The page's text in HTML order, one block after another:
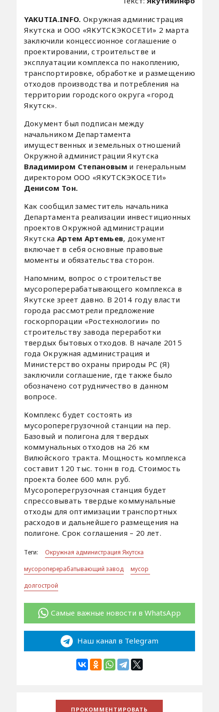
YAKUTIA.INFO. Окружная администрация
Якутска и ООО «ЯКУТСКЭКОСЕТИ» 2 марта
заключили концессионное соглашение о
проектировании, строительстве и
эксплуатации комплекса по накоплению,
транспортировке, обработке и размещению
отходов производства и потребления на
территории городского округа «город
Якутск».
Документ был подписан между
начальником Департамента
имущественных и земельных отношений
Окружной администрации Якутска
Владимиром Степановыми генеральным
директором ООО «ЯКУТСКЭКОСЕТИ»
Денисом Тон.
Как сообщил заместитель начальника
Департамента реализации инвестиционных
проектов Окружной администрации
Якутска Артем Артемьев, документ
включает в себя основные правовые
моменты и обязательства сторон.
Напомним, вопрос о строительстве
мусороперерабатывающего комплекса в
Якутске зреет давно. В 2014 году власти
города рассмотрели предложение
госкорпорации «Ростехнологии» по
строительству завода переработки
твердых бытовых отходов. В начале 2015
года Окружная администрация и
Министерство охраны природы РС (Я)
заключили соглашение, где также было
обозначено сотрудничество в данном
вопросе.
Комплекс будет состоять из
мусороперегрузочной станции на пер.
Базовый и полигона для твердых
коммунальных отходов на 26 км
Вилюйского тракта. Мощность комплекса
составит 120 тыс. тонн в год. Стоимость
проекта более 600 млн. руб.
Мусороперегрузочная станция будет
спрессовывать твердые коммунальные
отходы для оптимизации транспортных
расходов и дальнейшего размещения на
полигоне. Срок соглашения – 20 лет.
Теги:
Окружная администрация Якутска
мусороперерабатывающий завод
мусор
долгострой
Самые важные новости в WhatsApp
Наш канал в Telegram